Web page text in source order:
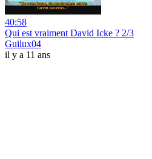
40:58
Qui est vraiment David Icke ? 2/3
Guilux04
il y a 11 ans